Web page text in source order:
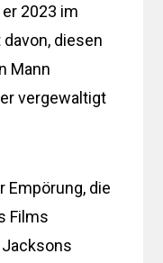
2023 im
diesen
Mann
vergewaltigt
Empörung, die
Films